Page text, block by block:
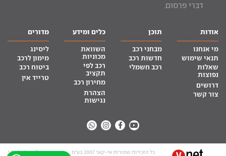
דברי פרסום.
אודות
מי אנחנו
תנאי שימוש
שאלות
נפוצות
דרושים
צור קשר
תוכן
מבחני רכב
חדשות רכב
רכב חשמלי
כלים ומידע
השוואת
מכוניות
רכב לפי
תקציב
מחירון רכב
הצהרת
נגישות
מדורים
ליסינג
מימון לרכב
ביטוח רכב
טרייד אין
כל הזכויות שמורות אי-קאר 2007 בע”מ site by tq.soft